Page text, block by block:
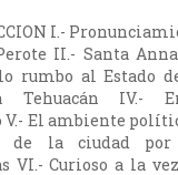
I.-
II.- Santa
rumbo al Estado
Tehuacán IV.-
V.- El ambiente
de la ciudad
VI.- Curioso a la